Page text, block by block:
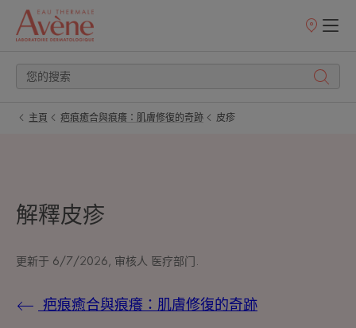
銷
主頁 疤痕癒合與痕癢：肌膚修復的奇跡 皮疹
解釋皮疹
更新于 6/7/2026 , 审核人 医疗部门
疤痕癒合與痕癢：肌膚修復的奇跡